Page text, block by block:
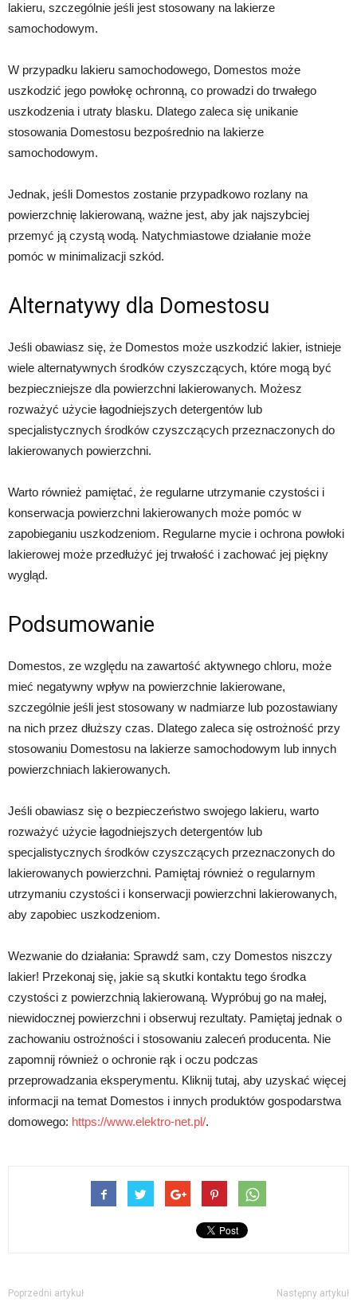
lakieru, szczególnie jeśli jest stosowany na lakierze
samochodowym.
W przypadku lakieru samochodowego, Domestos może
uszkodzić jego powłokę ochronną, co prowadzi do trwałego
uszkodzenia i utraty blasku. Dlatego zaleca się unikanie
stosowania Domestosu bezpośrednio na lakierze
samochodowym.
Jednak, jeśli Domestos zostanie przypadkowo rozlany na
powierzchnię lakierowaną, ważne jest, aby jak najszybciej
przemyć ją czystą wodą. Natychmiastowe działanie może
pomóc w minimalizacji szkód.
Alternatywy dla Domestosu
Jeśli obawiasz się, że Domestos może uszkodzić lakier, istnieje
wiele alternatywnych środków czyszczących, które mogą być
bezpieczniejsze dla powierzchni lakierowanych. Możesz
rozważyć użycie łagodniejszych detergentów lub
specjalistycznych środków czyszczących przeznaczonych do
lakierowanych powierzchni.
Warto również pamiętać, że regularne utrzymanie czystości i
konserwacja powierzchni lakierowanych może pomóc w
zapobieganiu uszkodzeniom. Regularne mycie i ochrona powłoki
lakierowej może przedłużyć jej trwałość i zachować jej piękny
wygląd.
Podsumowanie
Domestos, ze względu na zawartość aktywnego chloru, może
mieć negatywny wpływ na powierzchnie lakierowane,
szczególnie jeśli jest stosowany w nadmiarze lub pozostawiany
na nich przez dłuższy czas. Dlatego zaleca się ostrożność przy
stosowaniu Domestosu na lakierze samochodowym lub innych
powierzchniach lakierowanych.
Jeśli obawiasz się o bezpieczeństwo swojego lakieru, warto
rozważyć użycie łagodniejszych detergentów lub
specjalistycznych środków czyszczących przeznaczonych do
lakierowanych powierzchni. Pamiętaj również o regularnym
utrzymaniu czystości i konserwacji powierzchni lakierowanych,
aby zapobiec uszkodzeniom.
Wezwanie do działania: Sprawdź sam, czy Domestos niszczy
lakier! Przekonaj się, jakie są skutki kontaktu tego środka
czystości z powierzchnią lakierowaną. Wypróbuj go na małej,
niewidocznej powierzchni i obserwuj rezultaty. Pamiętaj jednak o
zachowaniu ostrożności i stosowaniu zaleceń producenta. Nie
zapomnij również o ochronie rąk i oczu podczas
przeprowadzania eksperymentu. Kliknij tutaj, aby uzyskać więcej
informacji na temat Domestos i innych produktów gospodarstwa
domowego: https://www.elektro-net.pl/.
Poprzedni artykuł Następny artykuł